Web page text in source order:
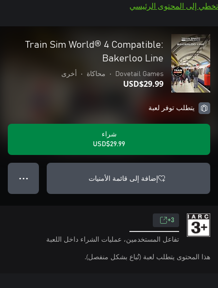
تخطي إلى المحتوى الرئيسي
Train Sim World® 4 Compatible:
Bakerloo Line
Dovetail Games
• محاكاة • أخرى
USD$29.99
يتطلب توفر لعبة
شراء
USD$29.99
إضافة إلى قائمة الأمنيات ● ● ●
3+
تفاعل المستخدمين، عمليات الشراء داخل اللعبة
هذا المحتوى يتطلب لعبة (تُباع بشكل منفصل).